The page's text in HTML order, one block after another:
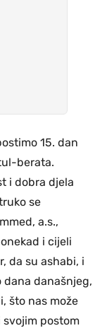
15. dan
berata.
i dobra djela
se
a.s.,
i cijeli
da su ashabi, i
dana današnjeg,
što nas može
postom